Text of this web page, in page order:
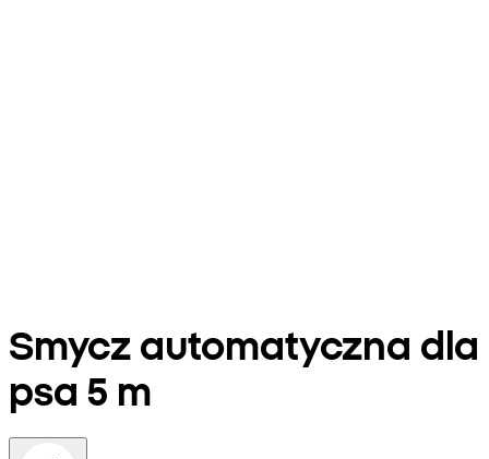
Smycz automatyczna dla
psa 5 m